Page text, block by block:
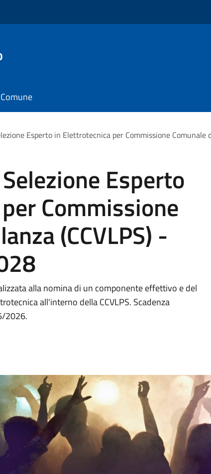
Esperto in Elettrotecnica per Commissione
Esperto
Commissione
(CCVLPS) -
alla nomina di un componente effettivo e del
all'interno della CCVLPS. Scadenza
2026.